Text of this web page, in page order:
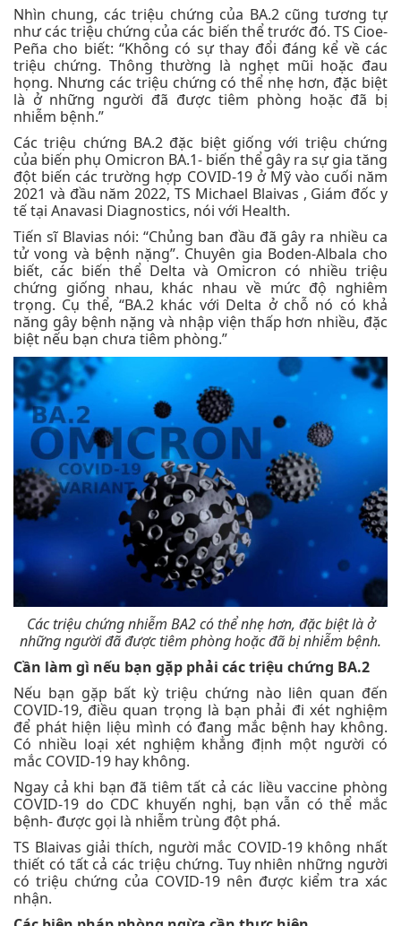
Nhìn chung, các triệu chứng của BA.2 cũng tương tự
như các triệu chứng của các biến thể trước đó. TS Cioe-
Peña cho biết: “Không có sự thay đổi đáng kể về các
triệu chứng. Thông thường là nghẹt mũi hoặc đau
họng. Nhưng các triệu chứng có thể nhẹ hơn, đặc biệt
là ở những người đã được tiêm phòng hoặc đã bị
nhiễm bệnh.”
Các triệu chứng BA.2 đặc biệt giống với triệu chứng
của biến phụ Omicron BA.1- biến thể gây ra sự gia tăng
đột biến các trường hợp COVID-19 ở Mỹ vào cuối năm
2021 và đầu năm 2022, TS Michael Blaivas , Giám đốc y
tế tại Anavasi Diagnostics, nói với Health.
Tiến sĩ Blavias nói: “Chủng ban đầu đã gây ra nhiều ca
tử vong và bệnh nặng”. Chuyên gia Boden-Albala cho
biết, các biến thể Delta và Omicron có nhiều triệu
chứng giống nhau, khác nhau về mức độ nghiêm
trọng. Cụ thể, “BA.2 khác với Delta ở chỗ nó có khả
năng gây bệnh nặng và nhập viện thấp hơn nhiều, đặc
biệt nếu bạn chưa tiêm phòng.”
Các triệu chứng nhiễm BA2 có thể nhẹ hơn, đặc biệt là ở
những người đã được tiêm phòng hoặc đã bị nhiễm bệnh.
Cần làm gì nếu bạn gặp phải các triệu chứng BA.2
Nếu bạn gặp bất kỳ triệu chứng nào liên quan đến
COVID-19, điều quan trọng là bạn phải đi xét nghiệm
để phát hiện liệu mình có đang mắc bệnh hay không.
Có nhiều loại xét nghiệm khẳng định một người có
mắc COVID-19 hay không.
Ngay cả khi bạn đã tiêm tất cả các liều vaccine phòng
COVID-19 do CDC khuyến nghị, bạn vẫn có thể mắc
bệnh- được gọi là nhiễm trùng đột phá.
TS Blaivas giải thích, người mắc COVID-19 không nhất
thiết có tất cả các triệu chứng. Tuy nhiên những người
có triệu chứng của COVID-19 nên được kiểm tra xác
nhận.